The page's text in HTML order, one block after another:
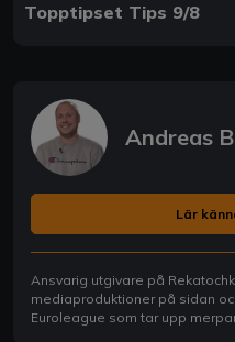
Topptipset Tips 9/8
Andreas
Lär
Ansvarig utgivare på
mediaproduktioner på sidan
Euroleague som tar upp